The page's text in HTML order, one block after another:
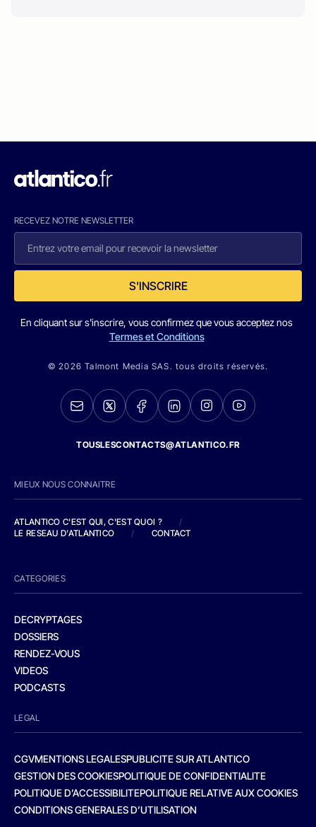
RECEVEZ NOTRE NEWSLETTER
S'INSCRIRE
En cliquant sur s'inscrire, vous confirmez que vous acceptez nos
Termes et Conditions
© 2026 Talmont Media SAS. tous droits réservés.
TOUSLESCONTACTS@ATLANTICO.FR
MIEUX NOUS CONNAITRE
ATLANTICO C'EST QUI, C'EST QUOI ?
/
LE RESEAU D'ATLANTICO
/ CONTACT
CATEGORIES
DECRYPTAGES
DOSSIERS
RENDEZ-VOUS
VIDEOS
PODCASTS
LEGAL
CGVMENTIONS LEGALESPUBLICITE SUR ATLANTICO
GESTION DES COOKIESPOLITIQUE DE CONFIDENTIALITE
POLITIQUE D’ACCESSIBILITEPOLITIQUE RELATIVE AUX COOKIES
CONDITIONS GENERALES D’UTILISATION